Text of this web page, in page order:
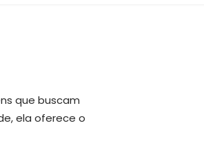
que buscam
ela oferece o